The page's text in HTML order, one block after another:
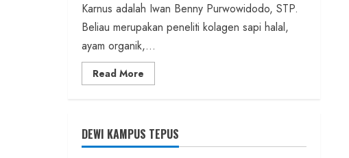
Karnus adalah Iwan Benny Purwowidodo, STP.
Beliau merupakan peneliti kolagen sapi halal,
ayam organik,...
Read More
more
dan
Dokter
dan
DEWI KAMPUS TEPUS